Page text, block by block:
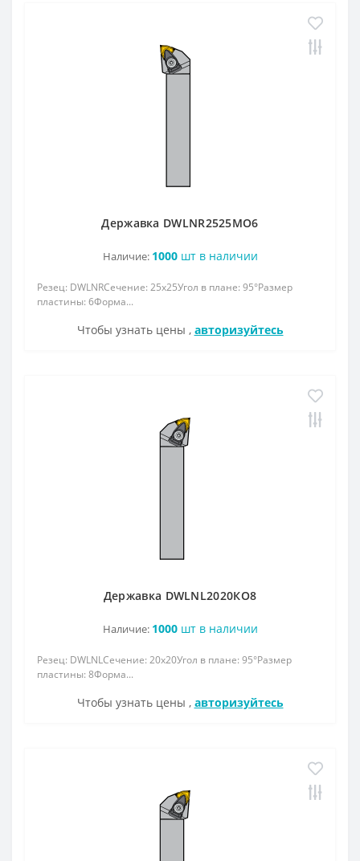
Державка DWLNR2525МО6
Наличие: 1000шт в наличии
Резец: DWLNRСечение: 25x25Угол в плане: 95°Размер
пластины: 6Форма...
Чтобы узнать цены , авторизуйтесь
Державка DWLNL2020КО8
Наличие: 1000шт в наличии
Резец: DWLNLСечение: 20x20Угол в плане: 95°Размер
пластины: 8Форма...
Чтобы узнать цены , авторизуйтесь